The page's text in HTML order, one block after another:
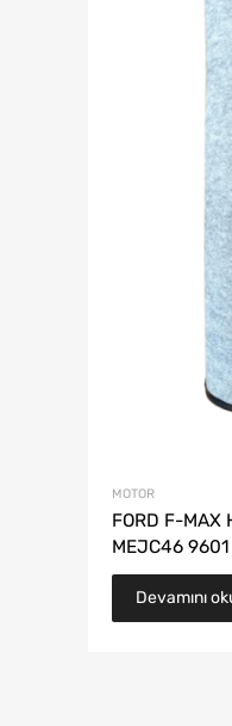
MOTOR
FORD F-MAX
MEJC46 9601
Devamını